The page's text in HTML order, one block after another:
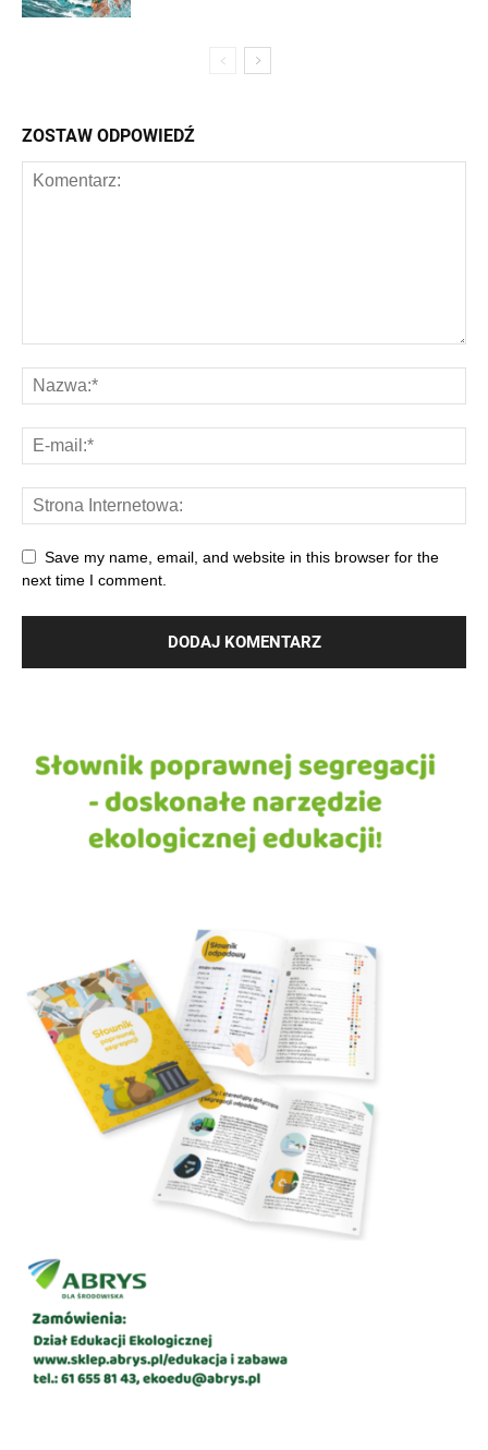
ZOSTAW ODPOWIEDŹ
Save my name, email, and website in this browser for the
next time I comment.